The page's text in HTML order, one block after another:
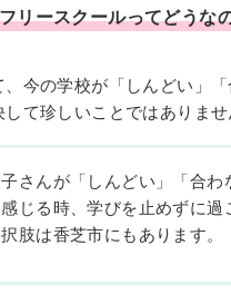
リースクールってどうな
今の学校が「しんどい」「
て珍しいことではありませ
さんが「しんどい」「合わ
じる時、学びを止めずに過
肢は香芝市にもあります。